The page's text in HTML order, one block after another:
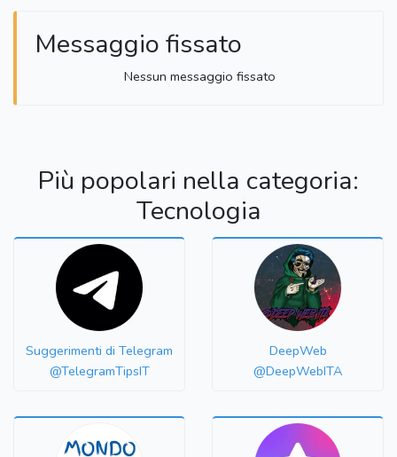
Messaggio fissato
Nessun messaggio fissato
Più popolari nella categoria:
Tecnologia
Suggerimenti di Telegram
@TelegramTipsIT
DeepWeb
@DeepWebITA